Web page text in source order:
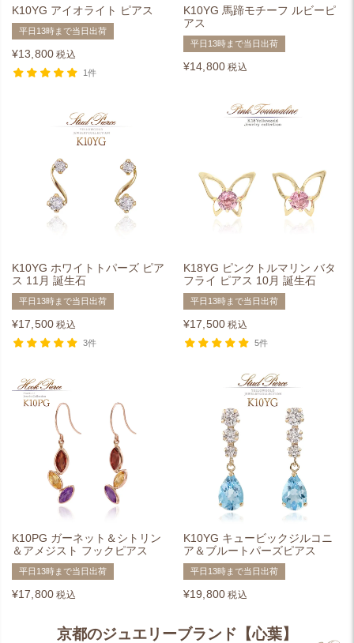
K10YG アイオライト ピアス
平日13時まで当日出荷
¥13,800 税込
1件
K10YG 馬蹄モチーフ ルビーピ
アス
平日13時まで当日出荷
¥14,800 税込
K10YG ホワイトトパーズ ピア
ス 11月 誕生石
平日13時まで当日出荷
¥17,500 税込
3件
K18YG ピンクトルマリン バタ
フライ ピアス 10月 誕生石
平日13時まで当日出荷
¥17,500 税込
5件
K10PG ガーネット＆シトリン
＆アメジスト フックピアス
平日13時まで当日出荷
¥17,800 税込
K10YG キュービックジルコニ
ア＆ブルートパーズピアス
平日13時まで当日出荷
¥19,800 税込
京都のジュエリーブランド【心葉】